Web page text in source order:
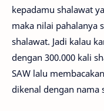
kepadamu shalawat
maka nilai pahalanya
shalawat. Jadi kalau
dengan 300.000 kali
SAW lalu
dikenal dengan nama